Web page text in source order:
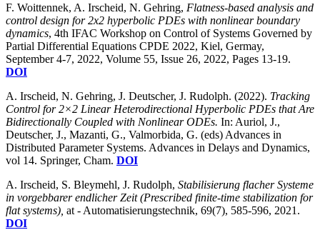
F. Woittennek, A. Irscheid, N. Gehring, Flatness-based analysis and
control design for 2x2 hyperbolic PDEs with nonlinear boundary
dynamics, 4th IFAC Workshop on Control of Systems Governed by
Partial Differential Equations CPDE 2022, Kiel, Germay,
September 4-7, 2022, Volume 55, Issue 26, 2022, Pages 13-19.
DOI
A. Irscheid, N. Gehring, J. Deutscher, J. Rudolph. (2022). Tracking
Control for 2×2 Linear Heterodirectional Hyperbolic PDEs that Are
Bidirectionally Coupled with Nonlinear ODEs. In: Auriol, J.,
Deutscher, J., Mazanti, G., Valmorbida, G. (eds) Advances in
Distributed Parameter Systems. Advances in Delays and Dynamics,
vol 14. Springer, Cham. DOI
A. Irscheid, S. Bleymehl, J. Rudolph, Stabilisierung flacher Systeme
in vorgebbarer endlicher Zeit (Prescribed finite-time stabilization for
flat systems), at - Automatisierungstechnik, 69(7), 585-596, 2021.
DOI